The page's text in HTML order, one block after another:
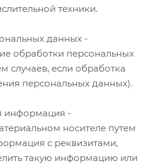
техники.
данных -
обработки персональных
случаев, если обработка
персональных данных).
информация -
носителе путем
с реквизитами,
такую информацию или